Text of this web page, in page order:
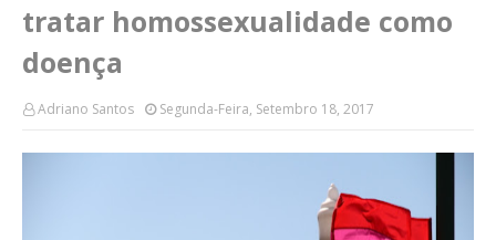
tratar homossexualidade como
doença
Adriano Santos Segunda-Feira, Setembro 18, 2017